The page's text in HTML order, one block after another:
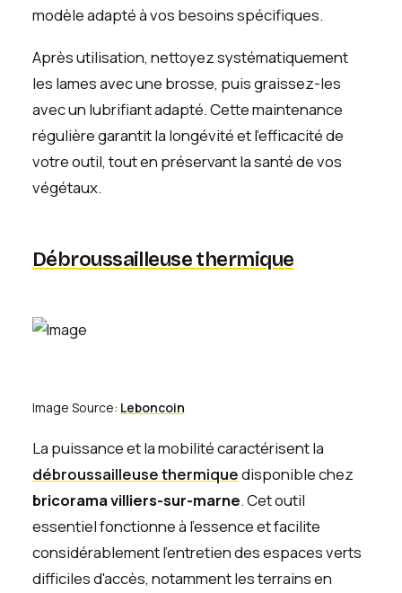
modèle adapté à vos besoins spécifiques.
Après utilisation, nettoyez systématiquement
les lames avec une brosse, puis graissez-les
avec un lubrifiant adapté. Cette maintenance
régulière garantit la longévité et l'efficacité de
votre outil, tout en préservant la santé de vos
végétaux.
Débroussailleuse thermique
Image Source: Leboncoin
La puissance et la mobilité caractérisent la
débroussailleuse thermiquedisponible chez
bricorama villiers-sur-marne. Cet outil
essentiel fonctionne à l'essence et facilite
considérablement l'entretien des espaces verts
difficiles d'accès, notamment les terrains en